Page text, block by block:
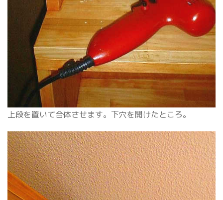
上段を置いて合体させます。下穴を開けたところ。